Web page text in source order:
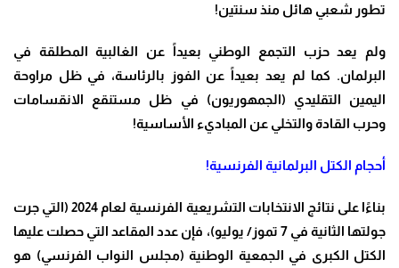
تطور شعبي هائل منذ سنتين!
ولم يعد حزب التجمع الوطني بعيداً عن الغالبية المطلقة في
البرلمان. كما لم يعد بعيداً عن الفوز بالرئاسة، في ظل مراوحة
اليمين التقليدي (الجمهوريون) في ظل مستنقع الانقسامات
وحرب القادة والتخلي عن المباديء الأساسية!
أحجام الكتل البرلمانية الفرنسية!
بناءًا على نتائج الانتخابات التشريعية الفرنسية لعام 2024 (التي جرت
جولتها الثانية في 7 تموز/ يوليو)، فإن عدد المقاعد التي حصلت عليها
الكتل الكبرى في الجمعية الوطنية (مجلس النواب الفرنسي) هو